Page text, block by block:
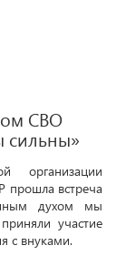
СВО
сильны»
организации
прошла встреча
духом мы
участие
с внуками.